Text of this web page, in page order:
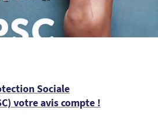
Sociale
votre avis compte !